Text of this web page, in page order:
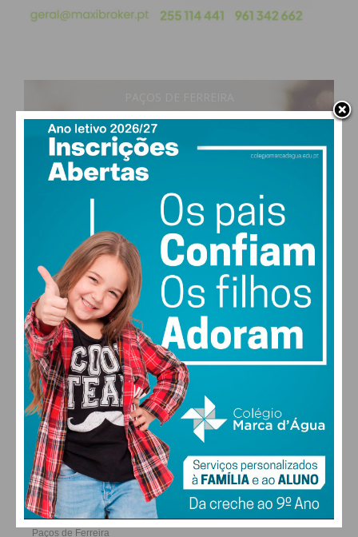
familiares e amigos.
Subscreva a newsletter do
Imediato
Assine nossa newsletter por e-mail e
obtenha de forma regular a informação
atualizada.
Eu li e concordo com os
termos e
condições
23°
59% humidade
vento: 1m/s O
30°
SEX
28
SÁB
28°
DOM
29°
FARMACIAS DE SERVIÇO EM PAÇOS DE
FERREIRA